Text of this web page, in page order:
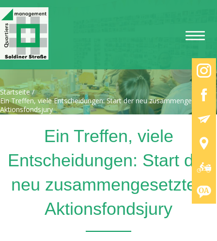
Startseite/
Ein Treffen, viele Entscheidungen: Start der neu zusammengesetzten
Aktionsfondsjury
Ein Treffen, viele
Entscheidungen: Start der
neu zusammengesetzten
Aktionsfondsjury